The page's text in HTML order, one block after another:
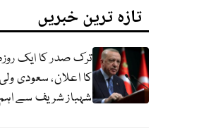
تازہ ترین خبریں
ترک صدر کا ایک
کا اعلان، سعودی
شہباز شریف سے